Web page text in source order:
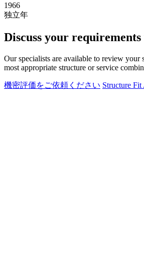
1966
独立年
Discuss your
Our specialists are available to review your
most appropriate structure or service
機密評価をご依頼ください Structure Fit